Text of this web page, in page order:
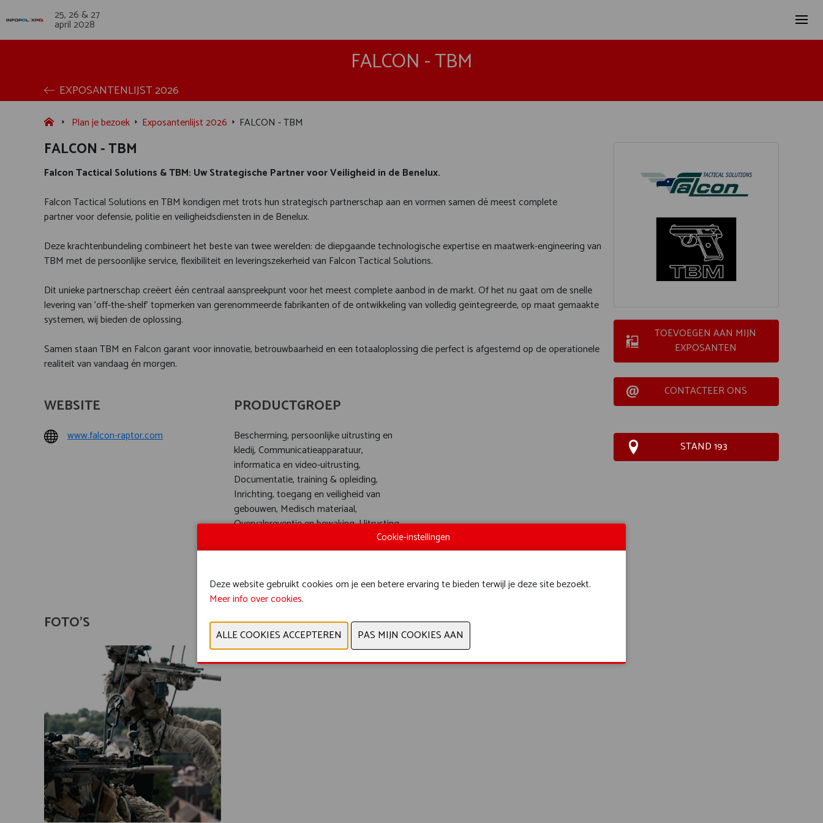
25, 26 & 27
april 2028
FALCON - TBM
EXPOSANTENLIJST 2026
Plan je bezoek Exposantenlijst 2026 FALCON - TBM
FALCON - TBM
TOEVOEGEN AAN MIJN
EXPOSANTEN
CONTACTEER ONS
STAND 193
Falcon Tactical Solutions & TBM: Uw Strategische Partner voor Veiligheid in de Benelux.
Falcon Tactical Solutions en TBM kondigen met trots hun strategisch partnerschap aan en vormen samen dé meest complete
partner voor defensie, politie en veiligheidsdiensten in de Benelux.
Deze krachtenbundeling combineert het beste van twee werelden: de diepgaande technologische expertise en maatwerk-engineering van
TBM met de persoonlijke service, flexibiliteit en leveringszekerheid van Falcon Tactical Solutions.
Dit unieke partnerschap creëert één centraal aanspreekpunt voor het meest complete aanbod in de markt. Of het nu gaat om de snelle
levering van 'off-the-shelf' topmerken van gerenommeerde fabrikanten of de ontwikkeling van volledig geïntegreerde, op maat gemaakte
systemen, wij bieden de oplossing.
Samen staan TBM en Falcon garant voor innovatie, betrouwbaarheid en een totaaloplossing die perfect is afgestemd op de operationele
realiteit van vandaag én morgen.
WEBSITE
www.falcon-raptor.com
PRODUCTGROEP
Bescherming, persoonlijke uitrusting en
kledij, Communicatieapparatuur,
informatica en video-uitrusting,
Documentatie, training & opleiding,
Inrichting, toegang en veiligheid van
gebouwen, Medisch materiaal,
Overvalpreventie en bewaking, Uitrusting
Veiligheidsmateriaal en bewapening
FOTO'S
Cookie-instellingen
Deze website gebruikt cookies om je een betere ervaring te bieden terwijl je deze site bezoekt.
Meer info over cookies.